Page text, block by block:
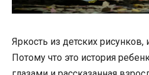
Яркость из детских рисунков,
Потому что это история